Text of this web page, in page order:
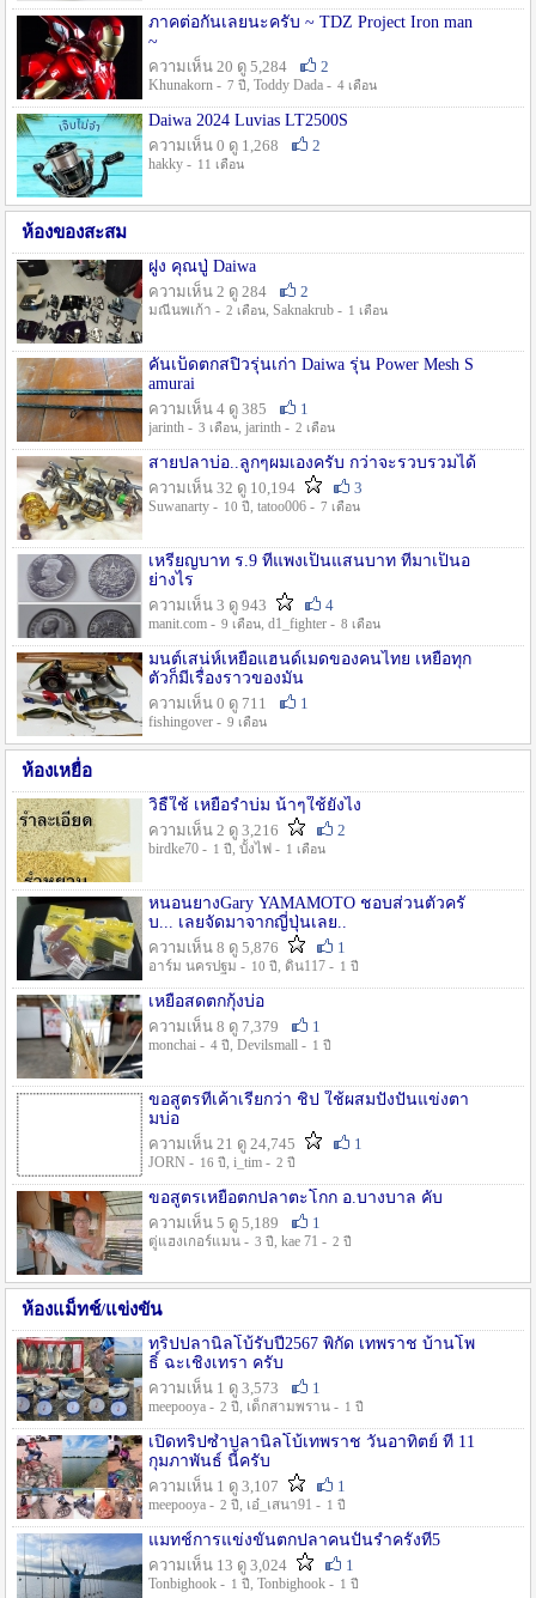
ภาคต่อกันเลยนะครับ ~ TDZ Project Iron man
~
ความเห็น 20 ดู 5,284
2
Khunakorn - 7 ปี , Toddy Dada - 4 เดือน
Daiwa 2024 Luvias LT2500S
ความเห็น 0 ดู 1,268
2
hakky - 11 เดือน
ห้องของสะสม
ฝูง คุณปู่ Daiwa
ความเห็น 2 ดู 284
2
มณีนพเก้า - 2 เดือน, Saknakrub - 1 เดือน
คันเบ็ดตกสปิ๋วรุ่นเก่า Daiwa รุ่น Power Mesh S
amurai
ความเห็น 4 ดู 385
1
jarinth - 3 เดือน, jarinth - 2 เดือน
สายปลาบ่อ..ลูกๆผมเองครับ กว่าจะรวบรวมได้
ความเห็น 32 ดู 10,194
3
Suwanarty - 10 ปี , tatoo006 - 7 เดือน
เหรียญบาท ร.9 ที่แพงเป็นแสนบาท ที่มาเป็นอ
ย่างไร
ความเห็น 3 ดู 943
4
manit.com - 9 เดือน, d1_fighter - 8 เดือน
มนต์เสน่ห์เหยื่อแฮนด์เมดของคนไทย เหยื่อทุก
ตัวก็มีเรื่องราวของมัน
ความเห็น 0 ดู 711
1
fishingover - 9 เดือน
ห้องเหยื่อ
วิธืใช้ เหยื่อรำบ่ม น้าๆใช้ยังไง
ความเห็น 2 ดู 3,216
2
birdke70 - 1 ปี , บั้งไฟ - 1 เดือน
หนอนยางGary YAMAMOTO ชอบส่วนตัวครั
บ... เลยจัดมาจากญี่ปุ่นเลย..
ความเห็น 8 ดู 5,876
1
อาร์ม นครปฐม - 10 ปี , ดิน117 - 1 ปี
เหยื่อสดตกกุ้งบ่อ
ความเห็น 8 ดู 7,379
1
monchai - 4 ปี , Devilsmall - 1 ปี
ขอสูตรที่เค้าเรียกว่า ชิป ใช้ผสมปังปั่นแข่งตา
มบ่อ
ความเห็น 21 ดู 24,745
1
JORN - 16 ปี , i_tim - 2 ปี
ขอสูตรเหยื่อตกปลาตะโกก อ.บางบาล คับ
ความเห็น 5 ดู 5,189
1
ตู่แฮงเกอร์แมน - 3 ปี , kae 71 - 2 ปี
ห้องแม็ทช์/แข่งขัน
ทริปปลานิลโบ้รับปี2567 พิกัด เทพราช บ้านโพ
ธิ์ ฉะเชิงเทรา ครับ
ความเห็น 1 ดู 3,573
1
meepooya - 2 ปี , เด็กสามพราน - 1 ปี
เปิดทริปซ้ำปลานิลโบ้เทพราช วันอาทิตย์ ที่ 11
กุมภาพันธ์ นี้ครับ
ความเห็น 1 ดู 3,107
1
meepooya - 2 ปี , เอ๋_เสนา91 - 1 ปี
แมทช์การแข่งขั้นตกปลาคนปั้นรำครั้งที่5
ความเห็น 13 ดู 3,024
1
Tonbighook - 1 ปี , Tonbighook - 1 ปี